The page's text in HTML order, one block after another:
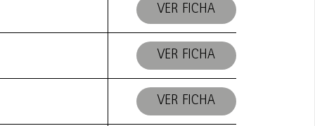
VER FICHA
VER FICHA
VER FICHA